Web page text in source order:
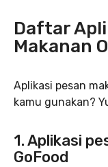
Daftar
Makanan
Aplikasi pesan
kamu gunakan?
1. Aplikasi
GoFood